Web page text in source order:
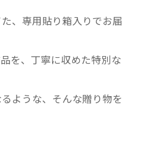
、専用貼り箱入りでお届
を、丁寧に収めた特別な
ような、そんな贈り物を